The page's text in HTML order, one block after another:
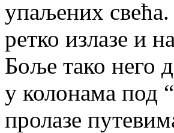
упаљених свећа.
ретко излазе и
Боље тако него
у колонама под
пролазе